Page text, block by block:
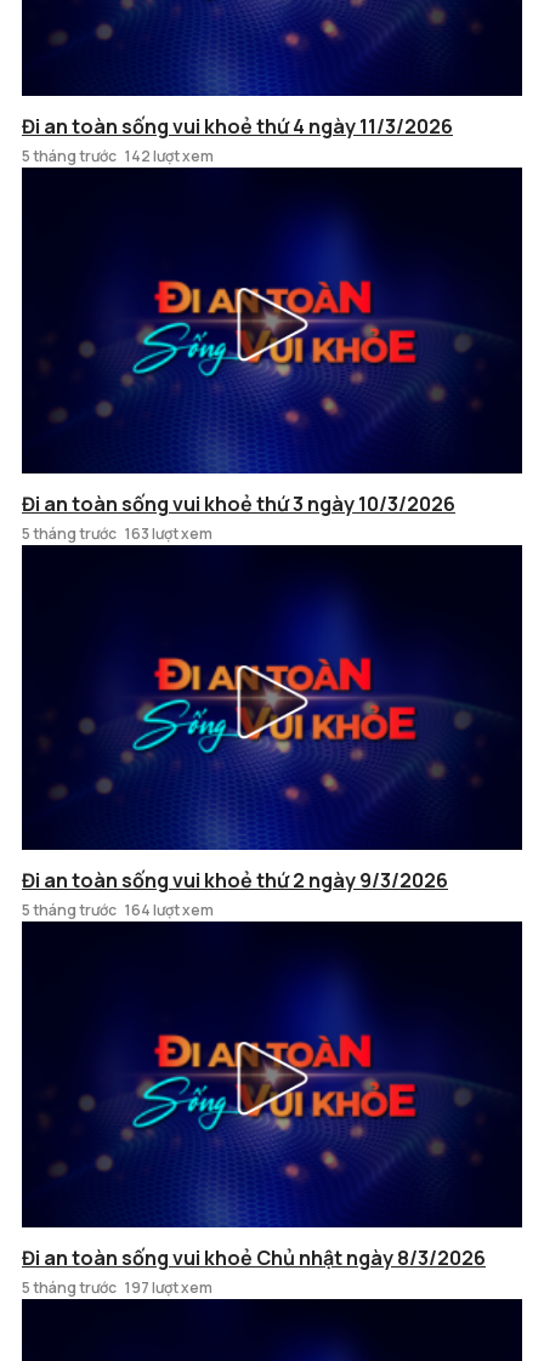
Đi an toàn sống vui khoẻ thứ 4 ngày 11/3/2026
5 tháng trước 142 lượt xem
Đi an toàn sống vui khoẻ thứ 3 ngày 10/3/2026
5 tháng trước 163 lượt xem
Đi an toàn sống vui khoẻ thứ 2 ngày 9/3/2026
5 tháng trước 164 lượt xem
Đi an toàn sống vui khoẻ Chủ nhật ngày 8/3/2026
5 tháng trước 197 lượt xem